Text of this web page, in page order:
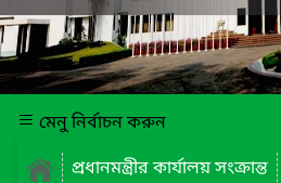
মেনু নির্বাচন করুন
প্রধানমন্ত্রীর কার্যালয় সংক্রান্ত